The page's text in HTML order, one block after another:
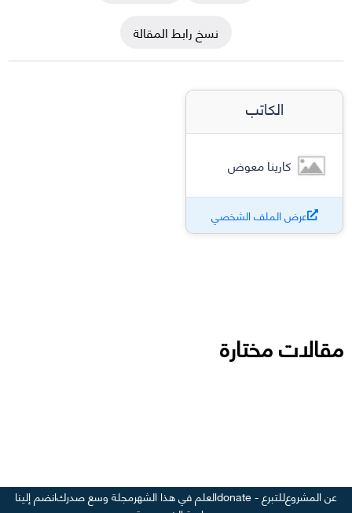
نسخ رابط المقالة
الكاتب
كارينا معوض
عرض الملف الشخصي
مقالات مختارة
عن المشروعللتبرع - donate العلم في هذا الشهرمجلة وسع صدركانضم إلينا